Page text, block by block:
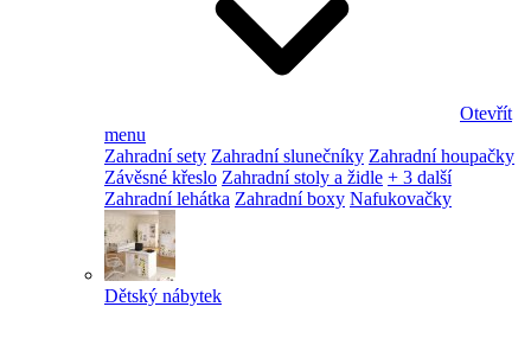
Otevřít
menu
Zahradní sety Zahradní slunečníky Zahradní houpačky
Závěsné křeslo Zahradní stoly a židle + 3 další
Zahradní lehátka Zahradní boxy Nafukovačky
Dětský nábytek